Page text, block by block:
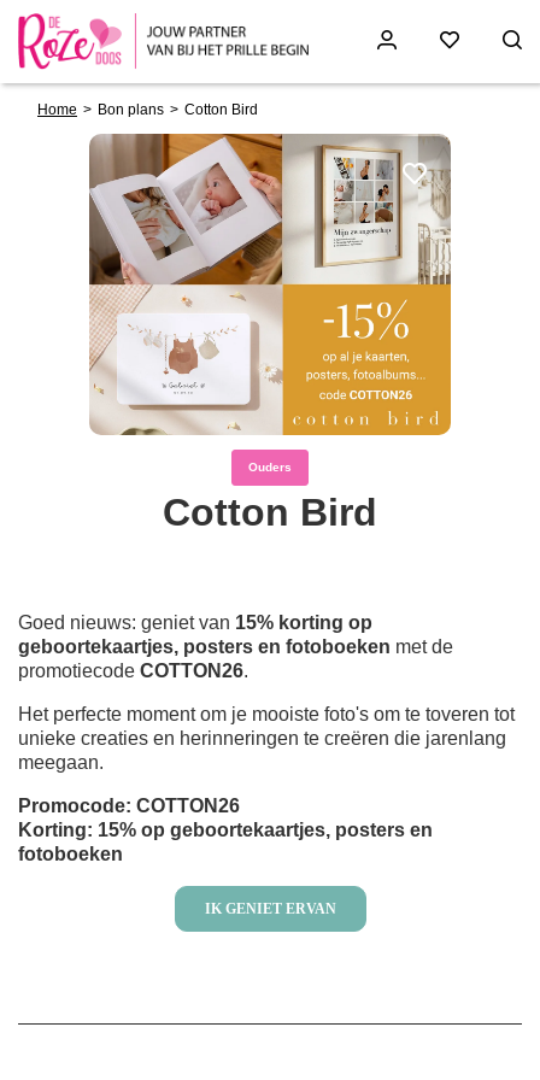
Home Bon plans Cotton Bird
Ouders
Cotton Bird
Goed nieuws: geniet van 15% korting op
geboortekaartjes, posters en fotoboeken met de
promotiecode COTTON26.
Het perfecte moment om je mooiste foto's om te toveren tot
unieke creaties en herinneringen te creëren die jarenlang
meegaan.
Promocode: COTTON26
Korting: 15% op geboortekaartjes, posters en
fotoboeken
IK GENIET ERVAN